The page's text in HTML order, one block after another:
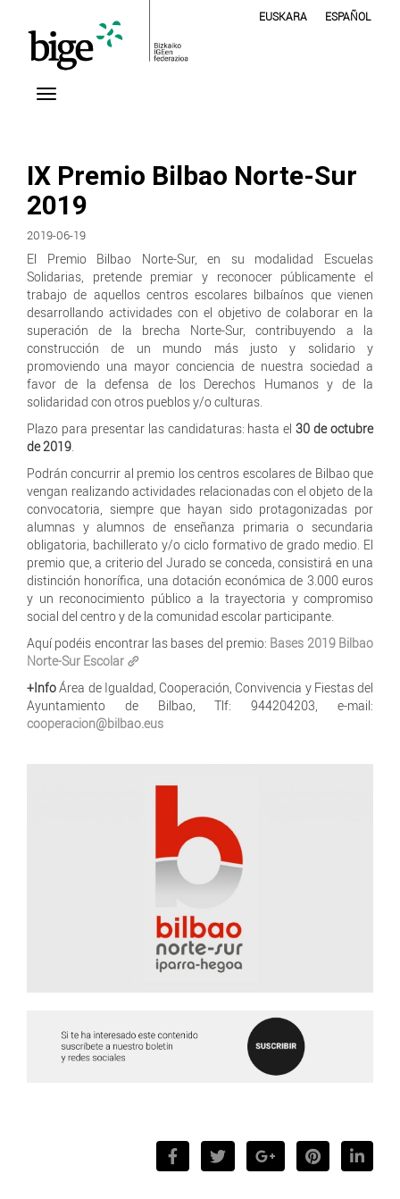
EUSKARA ESPAÑOL
IX Premio Bilbao Norte-Sur
2019
2019-06-19
El Premio Bilbao Norte-Sur, en su modalidad Escuelas
Solidarias, pretende premiar y reconocer públicamente el
trabajo de aquellos centros escolares bilbaínos que vienen
desarrollando actividades con el objetivo de colaborar en la
superación de la brecha Norte-Sur, contribuyendo a la
construcción de un mundo más justo y solidario y
promoviendo una mayor conciencia de nuestra sociedad a
favor de la defensa de los Derechos Humanos y de la
solidaridad con otros pueblos y/o culturas.
Plazo para presentar las candidaturas: hasta el30 de octubre
de 2019.
Podrán concurrir al premio los centros escolares de Bilbao que
vengan realizando actividades relacionadas con el objeto de la
convocatoria, siempre que hayan sido protagonizadas por
alumnas y alumnos de enseñanza primaria o secundaria
obligatoria, bachillerato y/o ciclo formativo de grado medio. El
premio que, a criterio del Jurado se conceda, consistirá en una
distinción honorífica, una dotación económica de 3.000 euros
y un reconocimiento público a la trayectoria y compromiso
social del centro y de la comunidad escolar participante.
Aquí podéis encontrar las bases del premio: Bases 2019 Bilbao
Norte-Sur Escolar
+InfoÁrea de Igualdad, Cooperación, Convivencia y Fiestas del
Ayuntamiento de Bilbao, Tlf: 944204203, e-mail:
cooperacion@bilbao.eus